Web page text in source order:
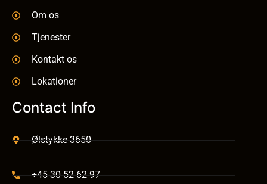
Om os
Tjenester
Kontakt os
Lokationer
Contact Info
Ølstykke 3650
+45 30 52 62 97